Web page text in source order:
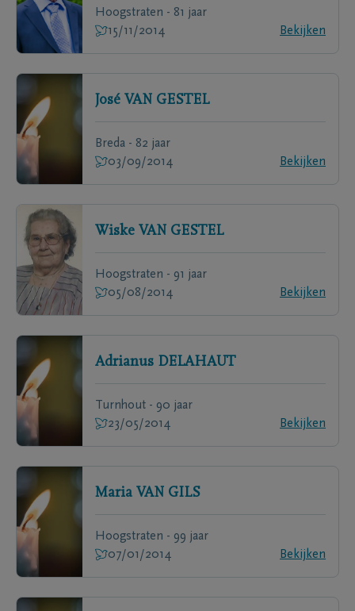
Hoogstraten - 81 jaar
15/11/2014
Bekijken
José VAN GESTEL
Breda - 82 jaar
03/09/2014
Bekijken
Wiske VAN GESTEL
Hoogstraten - 91 jaar
05/08/2014
Bekijken
Adrianus DELAHAUT
Turnhout - 90 jaar
23/05/2014
Bekijken
Maria VAN GILS
Hoogstraten - 99 jaar
07/01/2014
Bekijken